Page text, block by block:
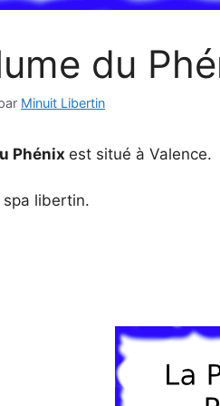
du
Minuit Libertin
Phénix est situé à Valence.
spa libertin.